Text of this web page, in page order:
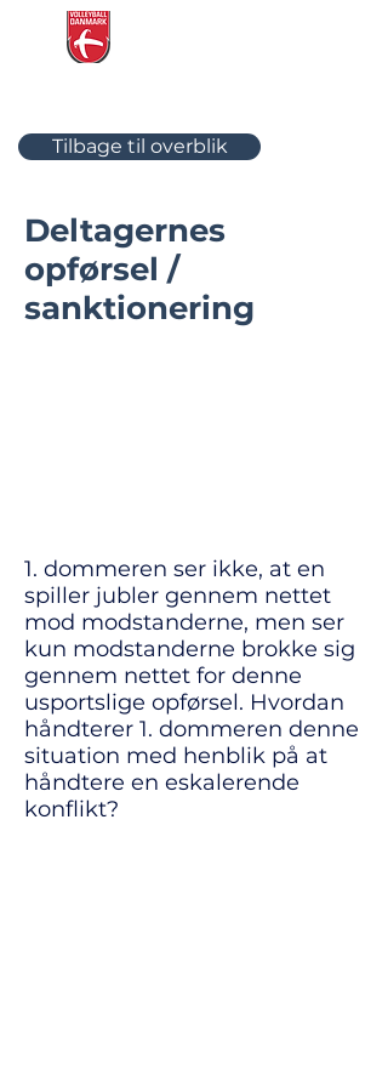
Tilbage til overblik
Deltagernes
opførsel /
sanktionering
1. dommeren ser ikke, at en
spiller jubler gennem nettet
mod modstanderne, men ser
kun modstanderne brokke sig
gennem nettet for denne
usportslige opførsel. Hvordan
håndterer 1. dommeren denne
situation med henblik på at
håndtere en eskalerende
konflikt?